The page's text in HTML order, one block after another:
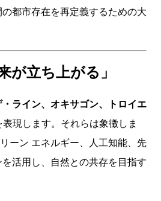
の都市存在を再定義するための大
が立ち上がる」
・ライン、オキサゴン、トロイエ
現します。それらは象徴しま
ーン エネルギー、人工知能、先
活用し、自然との共存を目指す